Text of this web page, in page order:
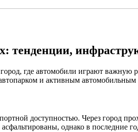
тенденции,
где автомобили играют важную
и активным
доступностью. Через
однако в последние